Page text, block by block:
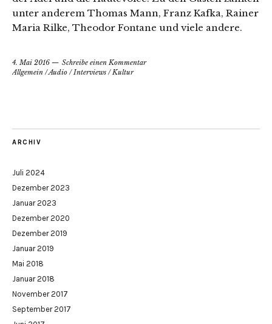
unter anderem Thomas Mann, Franz Kafka, Rainer
Maria Rilke, Theodor Fontane und viele andere.
4. Mai 2016
Schreibe einen Kommentar
Allgemein /Audio / Interviews / Kultur
ARCHIV
Juli 2024
Dezember 2023
Januar 2023
Dezember 2020
Dezember 2019
Januar 2019
Mai 2018
Januar 2018
November 2017
September 2017